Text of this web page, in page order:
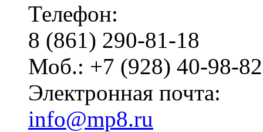
Телефон:
8 (861) 290-81-18
Моб.: +7 (928) 40-98-
Электронная почта:
info@mp8.ru